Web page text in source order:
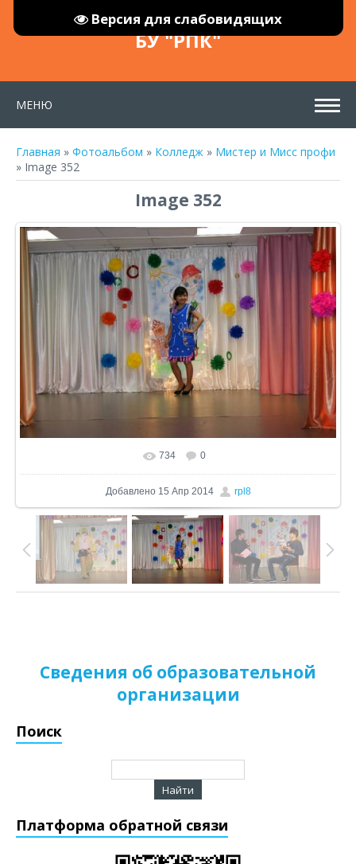
Версия для слабовидящих
БУ "РПК"
МЕНЮ
Главная » Фотоальбом » Колледж » Мистер и Мисс профи
» Image 352
Image 352
В реальном размере 800x533
734 0
Добавлено15 Апр 2014 rpl8
Сведения об образовательной
организации
Поиск
Платформа обратной связи